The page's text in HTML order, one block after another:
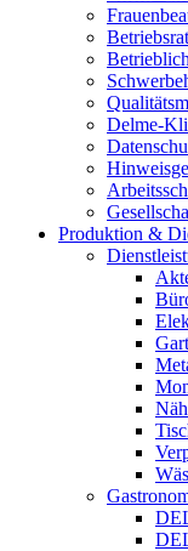
Betriebsrat
Delme-
Produktion &